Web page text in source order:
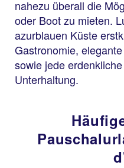
nahezu überall die
oder Boot zu mieten.
azurblauen Küste
Gastronomie,
sowie jede
Unterhaltung.